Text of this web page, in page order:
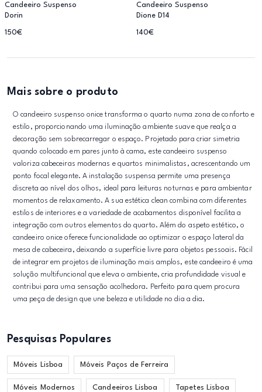
Candeeiro Suspenso
Dorin
150€
Candeeiro Suspenso
Dione D14
140€
Mais sobre o produto
O candeeiro suspenso onice transforma o quarto numa zona de conforto e
estilo, proporcionando uma iluminação ambiente suave que realça a
decoração sem sobrecarregar o espaço. Projetado para criar simetria
quando colocado em pares junto à cama, este candeeiro suspenso
valoriza cabeceiras modernas e quartos minimalistas, acrescentando um
ponto focal elegante. A instalação suspensa permite uma presença
discreta ao nível dos olhos, ideal para leituras noturnas e para ambientar
momentos de relaxamento. A sua estética clean combina com diferentes
estilos de interiores e a variedade de acabamentos disponível facilita a
integração com outros elementos do quarto. Além do aspeto estético, o
candeeiro onice oferece funcionalidade ao optimizar o espaço lateral da
mesa de cabeceira, deixando a superfície livre para objetos pessoais. Fácil
de integrar em projetos de iluminação mais amplos, este candeeiro é uma
solução multifuncional que eleva o ambiente, cria profundidade visual e
contribui para uma sensação acolhedora. Perfeito para quem procura
uma peça de design que une beleza e utilidade no dia a dia.
Pesquisas Populares
Móveis Lisboa Móveis Paços de Ferreira
Móveis Modernos Candeeiros Lisboa Tapetes Lisboa